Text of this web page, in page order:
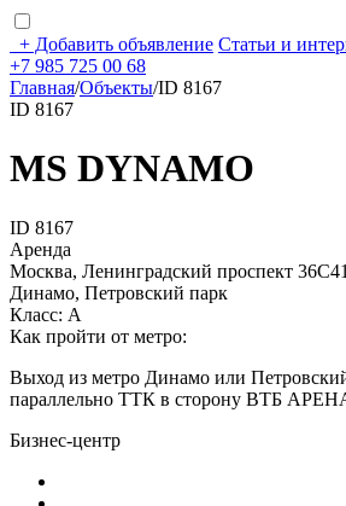
+ Добавить объявление Статьи и
+7 985 725 00 68
Главная/Объекты/ID 8167
ID 8167
MS DYNAMO
ID 8167
Аренда
Москва, Ленинградский проспект 36С41
Динамо, Петровский парк
Класс: А
Как пройти от метро:
Выход из метро Динамо или
параллельно ТТК в сторону ВТБ
Бизнес-центр